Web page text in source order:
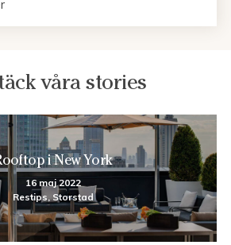
våra stories
i New York
16 maj 2022
Restips, Storstad